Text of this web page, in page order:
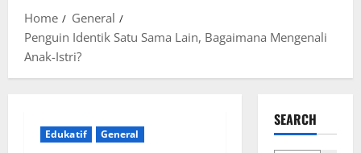
Home
General
Penguin Identik Satu Sama Lain, Bagaimana Mengenali
Anak-Istri?
Edukatif General
SEARCH